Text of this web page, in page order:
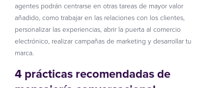
agentes podrán centrarse en otras tareas de mayor valor
añadido, como trabajar en las relaciones con los clientes,
personalizar las experiencias, abrir la puerta al comercio
electrónico, realizar campañas de marketing y desarrollar tu
marca.
4 prácticas recomendadas de